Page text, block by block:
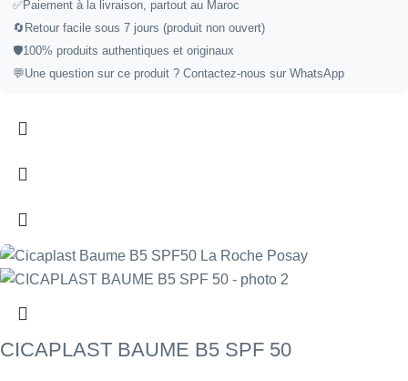
✅Paiement à la livraison, partout au Maroc
🔄 Retour facile sous 7 jours (produit non ouvert)
🛡️100% produits authentiques et originaux
💬Une question sur ce produit ? Contactez-nous sur WhatsApp
CICAPLAST BAUME B5 SPF 50